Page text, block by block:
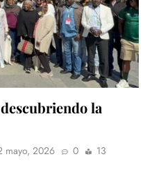
la
mayo, 2026 0
13